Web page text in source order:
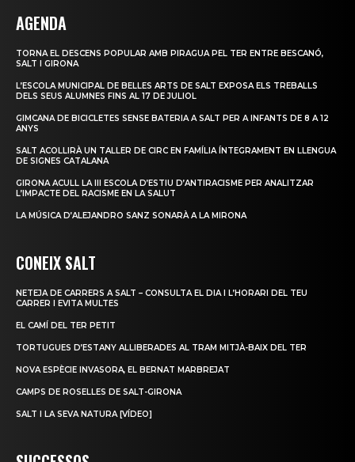
AGENDA
TORNA EL DESCENS POPULAR AMB PIRAGUA PEL TER ENTRE BESCANÓ,
SALT I GIRONA
L’ESCOLA MUNICIPAL DE BELLES ARTS DE SALT EXPOSA ELS TREBALLS
DELS SEUS ALUMNES FINS AL 17 DE JULIOL
GIMCANA DE BICICLETES SENSE BATERIA A SALT PER A INFANTS DE 8 A 12
ANYS
SALT ACOLLIRÀ UN TALLER DE CIRC EN FAMÍLIA ÍNTEGRAMENT EN LLENGUA
DE SIGNES CATALANA
GIRONA ACULL LA III ESCOLA D’ESTIU D’ANTIRACISME PER ANALITZAR
L’IMPACTE DEL RACISME EN LA SALUT
LA MÚSICA D’ALEJANDRO SANZ SONARÀ A LA MIRONA
CONEIX SALT
NETEJA DE CARRERS A SALT – CONSULTA EL DIA I L’HORARI DEL TEU
CARRER I EVITA MULTES
EL CAMÍ DEL TER PETIT
TORTUGUES D’ESTANY ALLIBERADES AL TRAM MITJÀ-BAIX DEL TER
NOVA ESPÈCIE INVASORA, EL BERNAT MARBREJAT
CAMPS DE ROSELLES DE SALT-GIRONA
SALT I LA SEVA NATURA [VÍDEO]